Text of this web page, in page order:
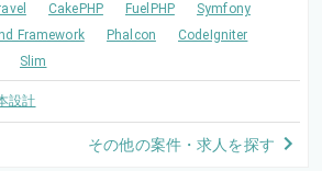
CakePHP FuelPHP
Symfony
Framework
Phalcon
CodeIgniter
Slim
設計
その他の案件・求人を探す